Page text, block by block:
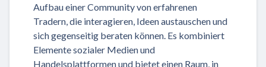
Aufbau einer Community von erfahrenen
Tradern, die interagieren, Ideen austauschen und
sich gegenseitig beraten können. Es kombiniert
Elemente sozialer Medien und
Handelsplattformen und bietet einen Raum, in